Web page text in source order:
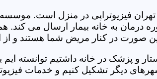
درمان به خانه بیمار ارسال می
صورت در کنار مریض شما هستند و از
و پزشک در خانه داشتیم توانسته